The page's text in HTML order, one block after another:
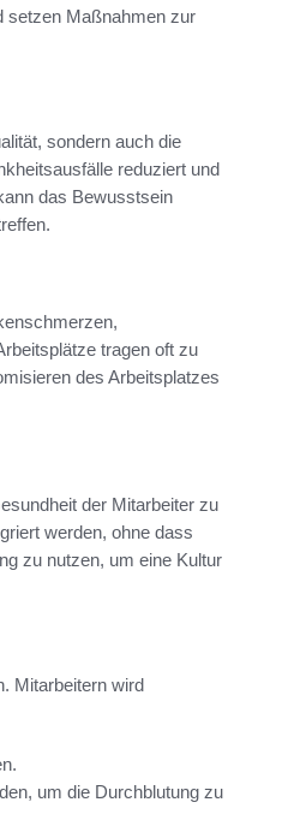
setzen Maßnahmen zur
sondern auch die
reduziert und
das Bewusstsein
tragen oft zu
des Arbeitsplatzes
der Mitarbeiter zu
werden, ohne dass
zu nutzen, um eine Kultur
Mitarbeitern wird
um die Durchblutung zu